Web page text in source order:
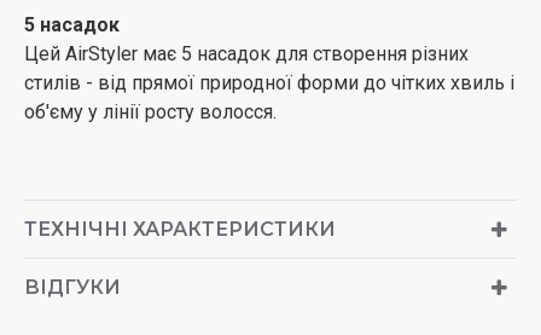
5 насадок
Цей AirStyler має 5 насадок для створення різних
стилів - від прямої природної форми до чітких хвиль і
об'єму у лінії росту волосся.
ТЕХНІЧНІ ХАРАКТЕРИСТИКИ
ВІДГУКИ